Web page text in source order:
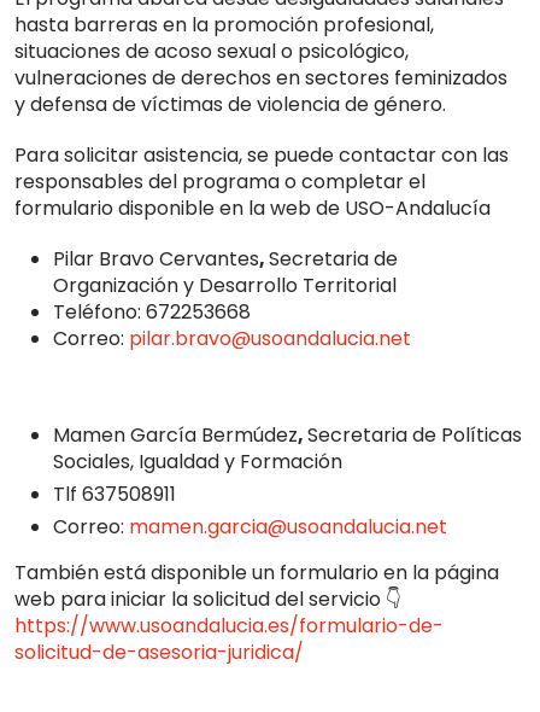
hasta barreras en la promoción profesional,
situaciones de acoso sexual o psicológico,
vulneraciones de derechos en sectores feminizados
y defensa de víctimas de violencia de género.
Para solicitar asistencia, se puede contactar con las
responsables del programa o completar el
formulario disponible en la web de USO-Andalucía
Pilar Bravo Cervantes,Secretaria de
Organización y Desarrollo Territorial
Teléfono: 672253668
Correo: pilar.bravo@usoandalucia.net
Mamen García Bermúdez,Secretaria de Políticas
Sociales, Igualdad y Formación
Tlf 637508911
Correo: mamen.garcia@usoandalucia.net
También está disponible un formulario en la página
web para iniciar la solicitud del servicio 👇
https://www.usoandalucia.es/formulario-de-
solicitud-de-asesoria-juridica/